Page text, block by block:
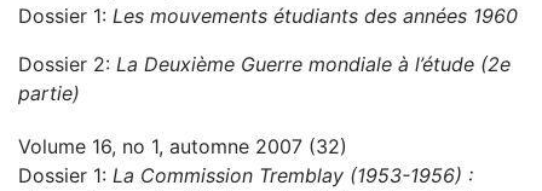
Dossier 1: Les mouvements étudiants des années 1960
Dossier 2: La Deuxième Guerre mondiale à l’étude (2e
partie)
Volume 16, no 1, automne 2007 (32)
Dossier 1: La Commission Tremblay (1953-1956) :